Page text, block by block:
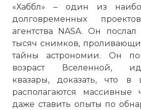
«Хаббл» – один из
долговременных
агентства NASA. Он
тысяч снимков,
тайны астрономии. Он
возраст Вселенной,
квазары, доказать, что в
располагаются
даже ставить опыты по